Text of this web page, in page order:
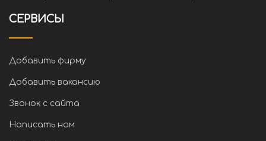
СЕРВИСЫ
Добавить фирму
Добавить вакансию
Звонок с сайта
Написать нам